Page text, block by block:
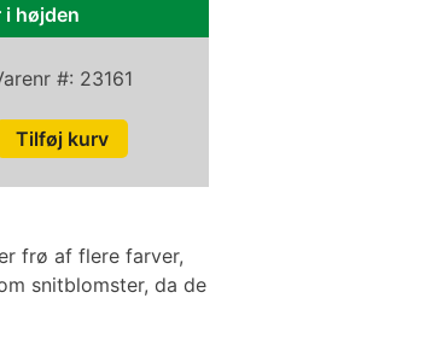
frø af flere farver,
snitblomster, da de
#: 23161
i højden